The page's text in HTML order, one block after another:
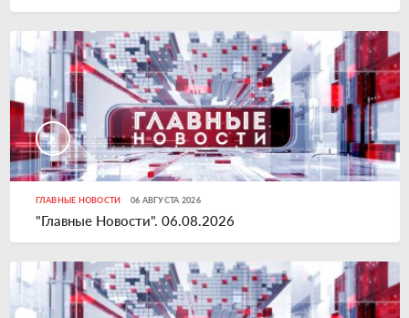
ГЛАВНЫЕ НОВОСТИ 06 АВГУСТА 2026
"Главные Новости". 06.08.2026